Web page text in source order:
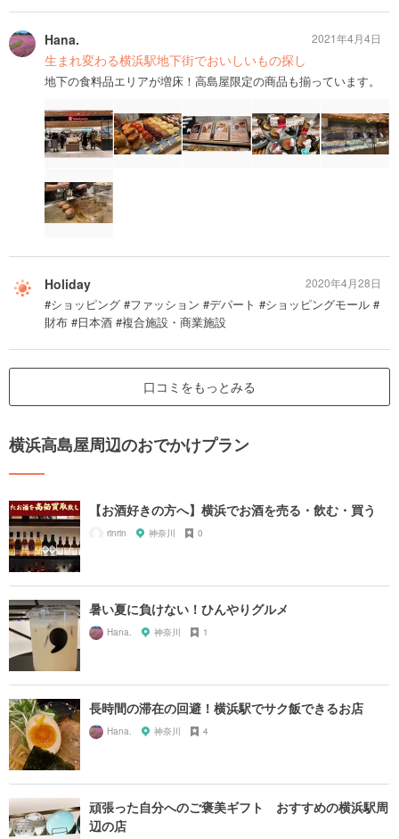
Hana.
生まれ変わる横浜駅地下街でおいしいもの探し
地下の食料品エリアが増床！高島屋限定の商品も揃っています。
2021年4月4日
Holiday
#ショッピング #ファッション #デパート #ショッピングモール #
財布 #日本酒 #複合施設・商業施設
2020年4月28日
口コミをもっとみる
横浜高島屋周辺のおでかけプラン
【お酒好きの方へ】横浜でお酒を売る・飲む・買う
rinrin 神奈川 0
暑い夏に負けない！ひんやりグルメ
Hana. 神奈川 1
長時間の滞在の回避！横浜駅でサク飯できるお店
Hana. 神奈川 4
頑張った自分へのご褒美ギフト おすすめの横浜駅周
辺の店